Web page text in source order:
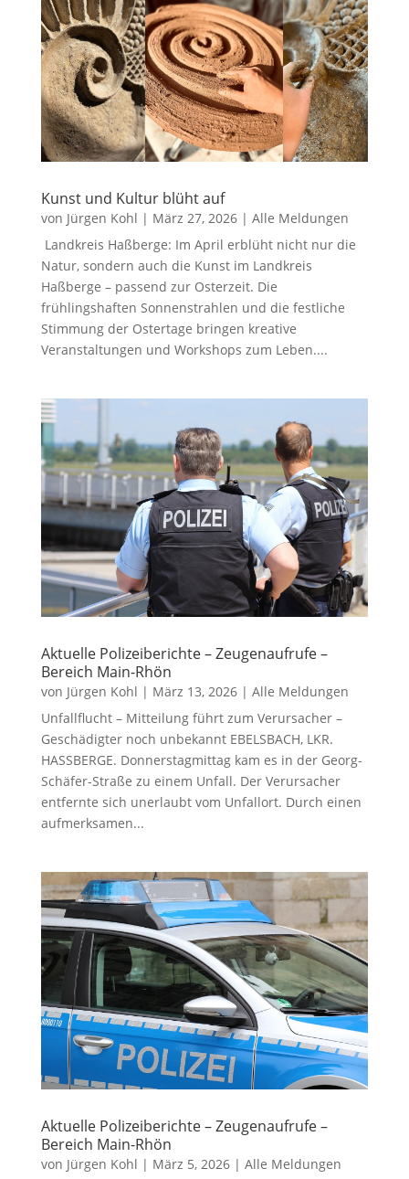
Kunst und Kultur blüht auf
von Jürgen Kohl | März 27, 2026| Alle Meldungen
Landkreis Haßberge: Im April erblüht nicht nur die
Natur, sondern auch die Kunst im Landkreis
Haßberge – passend zur Osterzeit. Die
frühlingshaften Sonnenstrahlen und die festliche
Stimmung der Ostertage bringen kreative
Veranstaltungen und Workshops zum Leben....
Aktuelle Polizeiberichte – Zeugenaufrufe –
Bereich Main-Rhön
von Jürgen Kohl | März 13, 2026| Alle Meldungen
Unfallflucht – Mitteilung führt zum Verursacher –
Geschädigter noch unbekannt EBELSBACH, LKR.
HASSBERGE. Donnerstagmittag kam es in der Georg-
Schäfer-Straße zu einem Unfall. Der Verursacher
entfernte sich unerlaubt vom Unfallort. Durch einen
aufmerksamen...
Aktuelle Polizeiberichte – Zeugenaufrufe –
Bereich Main-Rhön
von Jürgen Kohl | März 5, 2026| Alle Meldungen